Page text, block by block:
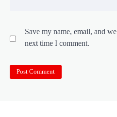
Save my name, email, and
next time I comment.